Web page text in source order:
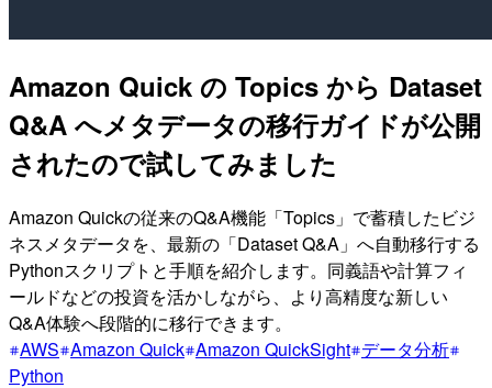
Amazon Quick の Topics から Dataset
Q&A へメタデータの移行ガイドが公開
されたので試してみました
Amazon Quickの従来のQ&A機能「Topics」で蓄積したビジ
ネスメタデータを、最新の「Dataset Q&A」へ自動移行する
Pythonスクリプトと手順を紹介します。同義語や計算フィ
ールドなどの投資を活かしながら、より高精度な新しい
Q&A体験へ段階的に移行できます。
AWS Amazon Quick Amazon QuickSight データ分析
Python